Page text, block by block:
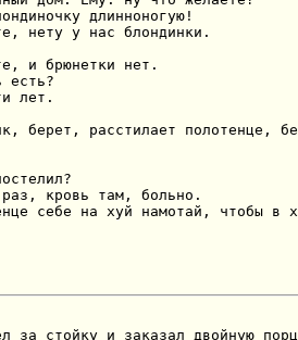
длинноногую!
нету у нас блондинки.
и брюнетки нет.
лет.
берет, расстилает полотенце,
кровь там, больно.
себе на хуй намотай, чтобы в
за стойку и заказал двойную